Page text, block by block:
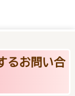
るお問い合